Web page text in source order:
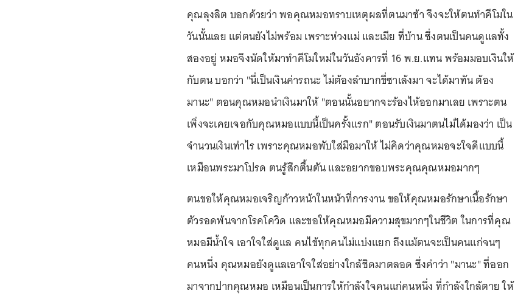
คุณลุงลิต บอกด้วยว่า พอคุณหมอทราบเหตุผลที่ตนมาช้า จึงจะให้ตนทำคีโมใน
วันนั้นเลย แต่ตนยังไม่พร้อม เพราะห่วงแม่ และเมีย ที่บ้าน ซึ่งตนเป็นคนดูแลทั้ง
สองอยู่ หมอจึงนัดให้มาทำคีโมใหม่ในวันอังคารที่ 16 พ.ย.แทน พร้อมมอบเงินให้
กับตน บอกว่า "นี่เป็นเงินค่ารถนะ ไม่ต้องลำบากขี่ซาเล้งมา จะได้มาทัน ต้อง
มานะ" ตอนคุณหมอนำเงินมาให้ "ตอนนั้นอยากจะร้องไห้ออกมาเลย เพราะตน
เพิ่งจะเคยเจอกับคุณหมอแบบนี้เป็นครั้งแรก" ตอนรับเงินมาตนไม่ได้มองว่า เป็น
จำนวนเงินเท่าไร เพราะคุณหมอพับใส่มือมาให้ ไม่คิดว่าคุณหมอจะใจดีแบบนี้
เหมือนพระมาโปรด ตนรู้สึกตื้นตัน และอยากขอบพระคุณคุณหมอมากๆ
ตนขอให้คุณหมอเจริญก้าวหน้าในหน้าที่การงาน ขอให้คุณหมอรักษาเนื้อรักษา
ตัวรอดพ้นจากโรคโควิด และขอให้คุณหมอมีความสุขมากๆในชีวิต ในการที่คุณ
หมอมีน้ำใจ เอาใจใส่ดูแล คนไข้ทุกคนไม่แบ่งแยก ถึงแม้ตนจะเป็นคนแก่จนๆ
คนหนึ่ง คุณหมอยังดูแลเอาใจใส่อย่างใกล้ชิดมาตลอด ซึ่งคำว่า "มานะ" ที่ออก
มาจากปากคุณหมอ เหมือนเป็นการให้กำลังใจคนแก่คนหนึ่ง ที่กำลังใกล้ตาย ให้